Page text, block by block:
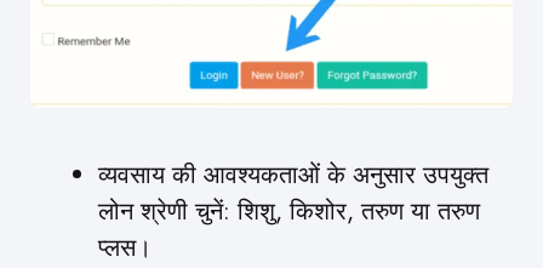
व्यवसाय की आवश्यकताओं के अनुसार उपयुक्त
लोन श्रेणी चुनें: शिशु, किशोर, तरुण या तरुण
प्लस।